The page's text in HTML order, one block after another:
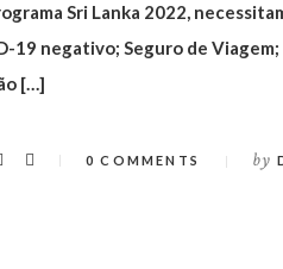
Sri Lanka 2022,
negativo; Seguro de
[…]
0 COMMENTS by